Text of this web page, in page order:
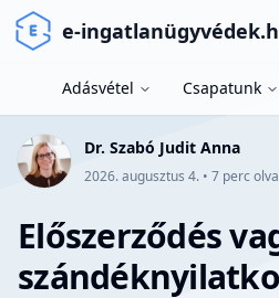
e-
Adásvétel Csapatunk
Dr. Szabó Judit Anna
2026. augusztus 4. • 7 perc
Előszerződés